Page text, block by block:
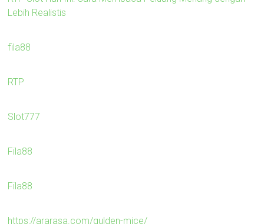
Lebih Realistis
fila88
RTP
Slot777
Fila88
Fila88
https://ararasa.com/gulden-mice/